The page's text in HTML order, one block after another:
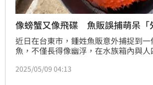
像螃蟹又像飛碟 魚販誤捕萌呆「
近日在台東市，鍾姓魚販意外捕捉到
魚，不僅長得像幽浮，在水族箱內與
論。這條有著橘紅外皮的魚，是安康目
2025/05/09 04:13